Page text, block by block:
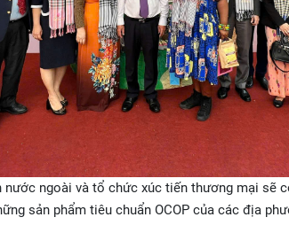
nước ngoài và tổ chức xúc tiến thương mại sẽ
sản phẩm tiêu chuẩn OCOP của các địa